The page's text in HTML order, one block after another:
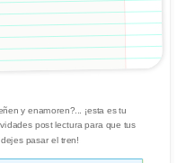
y enamoren?... ¡esta es tu
post lectura para que tus
pasar el tren!